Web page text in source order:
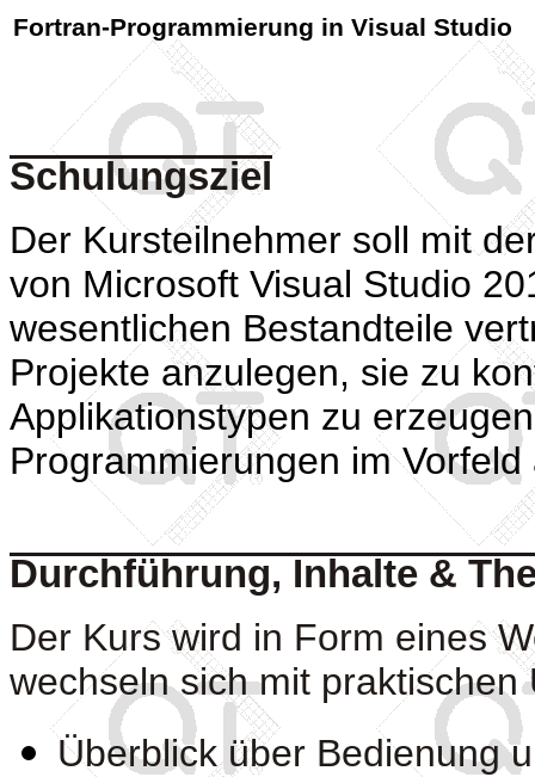
Fortran-Programmierung in Visual Studio
Schulungsziel
Der Kursteilnehmer soll mit
von Microsoft Visual Studio
wesentlichen Bestandteile
Projekte anzulegen, sie zu
Applikationstypen zu
Programmierungen im
Durchführung, Inhalte &
Der Kurs wird in Form eines
wechseln sich mit
Überblick über Bedienung